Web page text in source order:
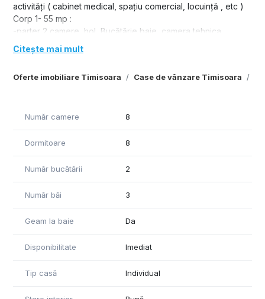
Oferte imobiliare Timisoara Case de vânzare Timisoara
activități ( cabinet medical, spațiu comercial, locuință , etc )
Corp 1- 55 mp :
-parter 2 camere, hol, Bucătărie,baie, camera tehnica
Corp 2- 135 mp + terasa 5 mp :
-etaj 1 : hol,2 camere, Bucătărie,baie, terasa
Garaj, curte interioară, grădina , contor curent separat pt
Citește mai mult
Număr camere 8
Dormitoare 8
Număr bucătării 2
Număr băi 3
Geam la baie Da
Disponibilitate Imediat
Tip casă Individual